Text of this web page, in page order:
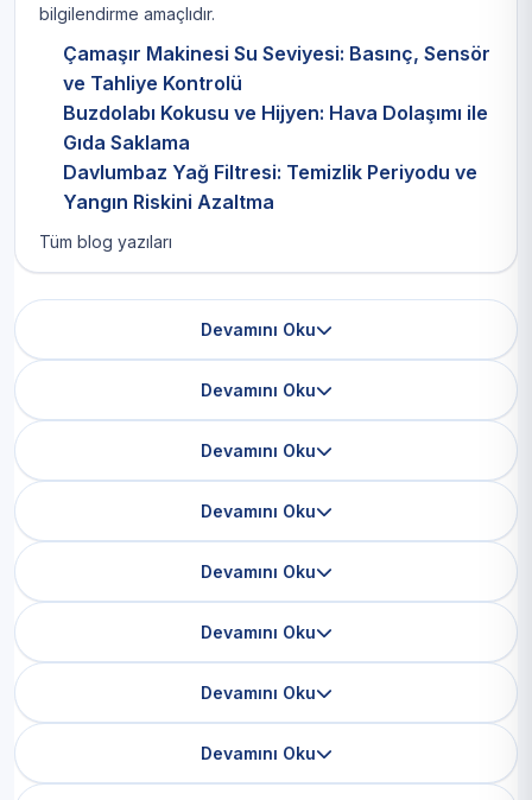
bilgilendirme amaçlıdır.
Çamaşır Makinesi Su Seviyesi: Basınç, Sensör
ve Tahliye Kontrolü
Buzdolabı Kokusu ve Hijyen: Hava Dolaşımı ile
Gıda Saklama
Davlumbaz Yağ Filtresi: Temizlik Periyodu ve
Yangın Riskini Azaltma
Tüm blog yazıları
Devamını Oku
Devamını Oku
Devamını Oku
Devamını Oku
Devamını Oku
Devamını Oku
Devamını Oku
Devamını Oku